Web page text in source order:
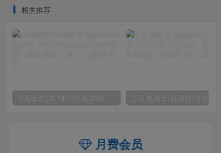
相关推荐
外面收费2300的抖音高清60帧视频教程，保证你能学会如何制作视频（教程+插件）
月费会员